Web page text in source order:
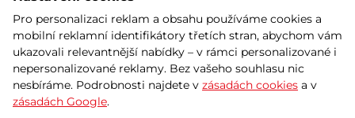
Půjčovna
obchodní podmínky
Kariéra
Pro personalizaci reklam a obsahu používáme cookies a
mobilní reklamní identifikátory třetích stran, abychom vám
ukazovali relevantnější nabídky – v rámci personalizované i
nepersonalizované reklamy. Bez vašeho souhlasu nic
nesbíráme. Podrobnosti najdete v zásadách cookies a v
zásadách Google.